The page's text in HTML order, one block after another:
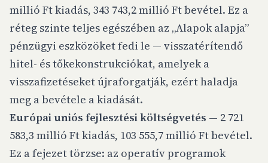
millió Ft kiadás, 343 743,2 millió Ft bevétel. Ez a
réteg szinte teljes egészében az „Alapok alapja”
pénzügyi eszközöket fedi le — visszatérítendő
hitel- és tőkekonstrukciókat, amelyek a
visszafizetéseket újraforgatják, ezért haladja
meg a bevétele a kiadását.
Európai uniós fejlesztési költségvetés — 2 721
583,3 millió Ft kiadás, 103 555,7 millió Ft bevétel.
Ez a fejezet törzse: az operatív programok